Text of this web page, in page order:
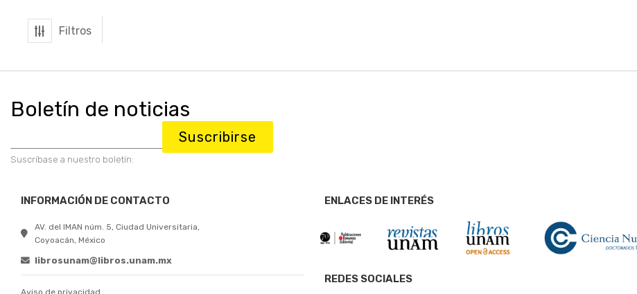
Filtros
Boletín de noticias
Suscríbase a nuestro boletín:
Suscribirse
INFORMACIÓN DE CONTACTO
AV. del IMAN núm. 5, Ciudad Universitaria,
Coyoacán, México
librosunam@libros.unam.mx
Aviso de privacidad
ENLACES DE INTERÉS
REDES SOCIALES